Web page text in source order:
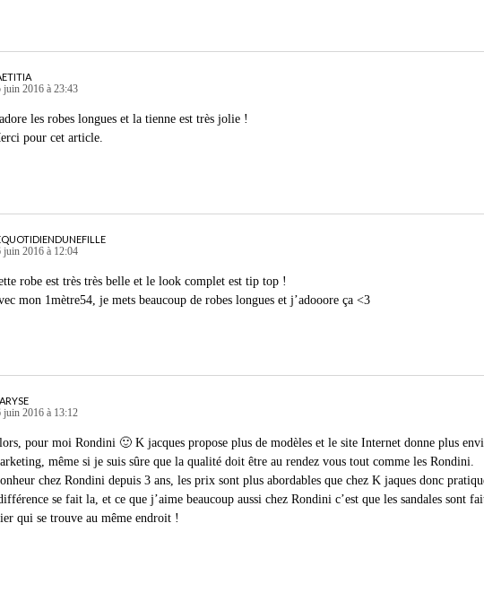
juin 2016 à 23:43
les robes longues et la tienne est très jolie !
pour cet article.
juin 2016 à 12:04
robe est très très belle et le look complet est tip top !
mon 1mètre54, je mets beaucoup de robes longues et j’adooore ça <3
juin 2016 à 13:12
pour moi Rondini 🙂 K jacques propose plus de modèles et le site Internet donne plus
même si je suis sûre que la qualité doit être au rendez vous tout comme les Rondini.
chez Rondini depuis 3 ans, les prix sont plus abordables que chez K jaques donc
se fait la, et ce que j’aime beaucoup aussi chez Rondini c’est que les sandales sont
qui se trouve au même endroit !